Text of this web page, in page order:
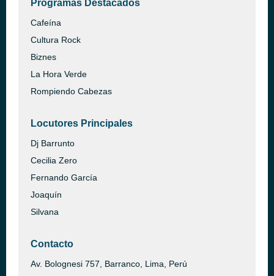
Programas Destacados
Cafeína
Cultura Rock
Biznes
La Hora Verde
Rompiendo Cabezas
Locutores Principales
Dj Barrunto
Cecilia Zero
Fernando García
Joaquín
Silvana
Contacto
Av. Bolognesi 757, Barranco, Lima, Perú